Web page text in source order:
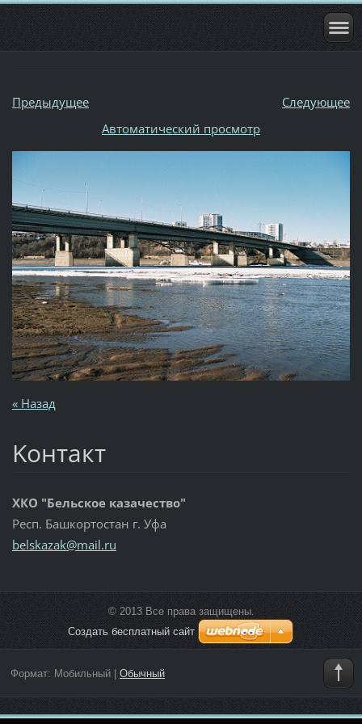
Предыдущее
Следующее
Aвтоматический просмотр
« Назад
Koнтакт
ХКО "Бельское казачество"
Респ. Башкортостан г. Уфа
belskazak@mail.ru
© 2013 Все права защищены.
Создать бесплатный сайт
Формат: Мобильный| Обычный